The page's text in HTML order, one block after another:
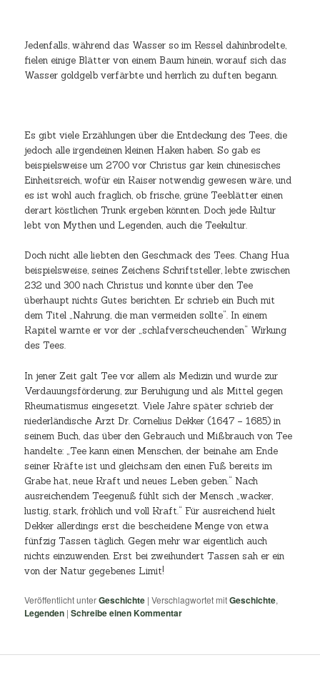
Jedenfalls, während das Wasser so im Kessel dahinbrodelte,
fielen einige Blätter von einem Baum hinein, worauf sich das
Wasser goldgelb verfärbte und herrlich zu duften begann.
Es gibt viele Erzählungen über die Entdeckung des Tees, die
jedoch alle irgendeinen kleinen Haken haben. So gab es
beispielsweise um 2700 vor Christus gar kein chinesisches
Einheitsreich, wofür ein Kaiser notwendig gewesen wäre, und
es ist wohl auch fraglich, ob frische, grüne Teeblätter einen
derart köstlichen Trunk ergeben könnten. Doch jede Kultur
lebt von Mythen und Legenden, auch die Teekultur.
Doch nicht alle liebten den Geschmack des Tees. Chang Hua
beispielsweise, seines Zeichens Schriftsteller, lebte zwischen
232 und 300 nach Christus und konnte über den Tee
überhaupt nichts Gutes berichten. Er schrieb ein Buch mit
dem Titel „Nahrung, die man vermeiden sollte“. In einem
Kapitel warnte er vor der „schlafverscheuchenden“ Wirkung
des Tees.
In jener Zeit galt Tee vor allem als Medizin und wurde zur
Verdauungsförderung, zur Beruhigung und als Mittel gegen
Rheumatismus eingesetzt. Viele Jahre später schrieb der
niederländische Arzt Dr. Cornelius Dekker (1647 – 1685) in
seinem Buch, das über den Gebrauch und Mißbrauch von Tee
handelte: „Tee kann einen Menschen, der beinahe am Ende
seiner Kräfte ist und gleichsam den einen Fuß bereits im
Grabe hat, neue Kraft und neues Leben geben.“ Nach
ausreichendem Teegenuß fühlt sich der Mensch „wacker,
lustig, stark, fröhlich und voll Kraft.“ Für ausreichend hielt
Dekker allerdings erst die bescheidene Menge von etwa
fünfzig Tassen täglich. Gegen mehr war eigentlich auch
nichts einzuwenden. Erst bei zweihundert Tassen sah er ein
von der Natur gegebenes Limit!
Veröffentlicht unterGeschichte |Verschlagwortet mitGeschichte,
Legenden |Schreibe einen Kommentar